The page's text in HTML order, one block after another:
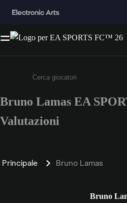
Inserisci un minimo di 3
Bruno Lamas EA
Valutazioni
Principale Bruno Lamas
Bruno